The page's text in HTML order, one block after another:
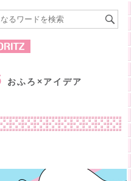
おふろ×アイデア